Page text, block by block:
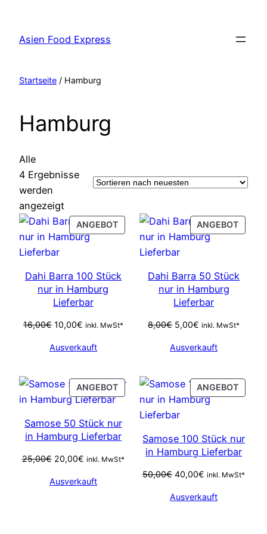
springen
Asien Food Express
Startseite / Hamburg
Hamburg
Alle
4 Ergebnisse
werden
angezeigtNach
neuesten
sortiert
ANGEBOTPRODUCT
ON
Dahi Barra 100 Stück
nur in Hamburg
Lieferbar
16,00€ Ursprünglicher
war:
10,00€Aktueller
ist:
inkl. MwSt*
Ausverkauft
ANGEBOT
ON
Dahi Barra 50 Stück
nur in Hamburg
Lieferbar
8,00€ Ursprünglicher
war:
5,00€ Aktueller
ist:
inkl. MwSt*
Ausverkauft
ANGEBOTPRODUCT
ON
Samose 50 Stück nur
in Hamburg Lieferbar
25,00€ Ursprünglicher
war:
20,00€Aktueller
ist:
inkl. MwSt*
Ausverkauft
ANGEBOT
ON
Samose 100 Stück nur
in Hamburg Lieferbar
50,00€ Ursprünglicher
war:
40,00€ Aktueller
ist:
inkl. MwSt*
Ausverkauft